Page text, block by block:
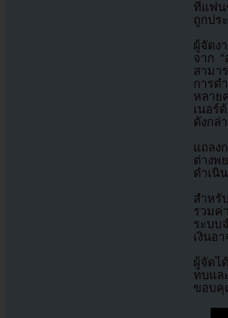
ที่แฟน
ถูกปร
ผู้จัดง
จาก
สามา
การด
หลาย
เนอร์
ดังกล่
แถลง
ต่างพ
ดำเนิ
สำหรั
รวมค่
ระบบ
เงินอ
ผู้จัดไ
ทบแล
ขอบคุ